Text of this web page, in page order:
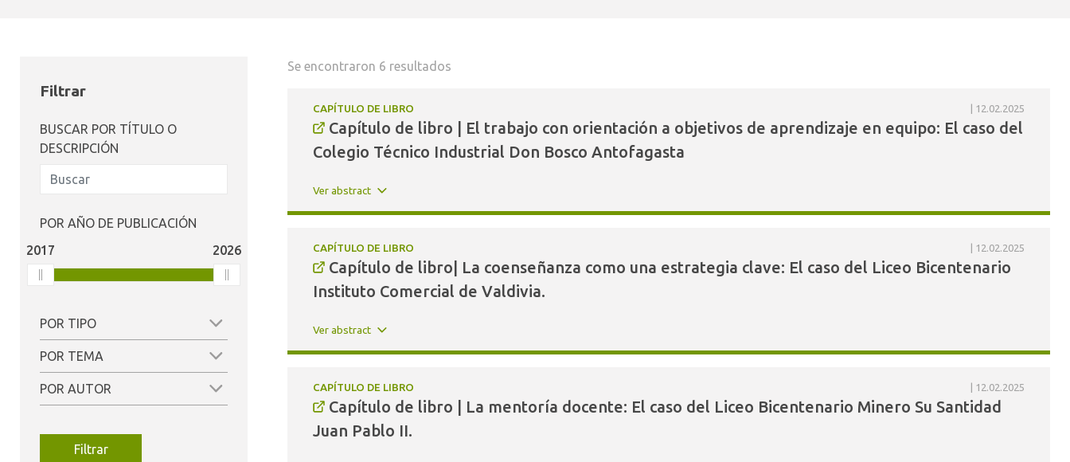
Filtrar
BUSCAR POR TÍTULO O
DESCRIPCIÓN
POR AÑO DE PUBLICACIÓN
2017
2026
POR TIPO
(38)
(14)
POR TEMA
(23)
(22)
(21)
POR AUTOR
Filtrar
Se encontraron 6 resultados
CAPÍTULO DE LIBRO 12.02.2025
Capítulo de libro | El trabajo con orientación a objetivos de aprendizaje en equipo: El caso del
Colegio Técnico Industrial Don Bosco Antofagasta
Ver abstract
CAPÍTULO DE LIBRO 12.02.2025
Capítulo de libro| La coenseñanza como una estrategia clave: El caso del Liceo Bicentenario
Instituto Comercial de Valdivia.
Ver abstract
CAPÍTULO DE LIBRO 12.02.2025
Capítulo de libro | La mentoría docente: El caso del Liceo Bicentenario Minero Su Santidad
Juan Pablo II.